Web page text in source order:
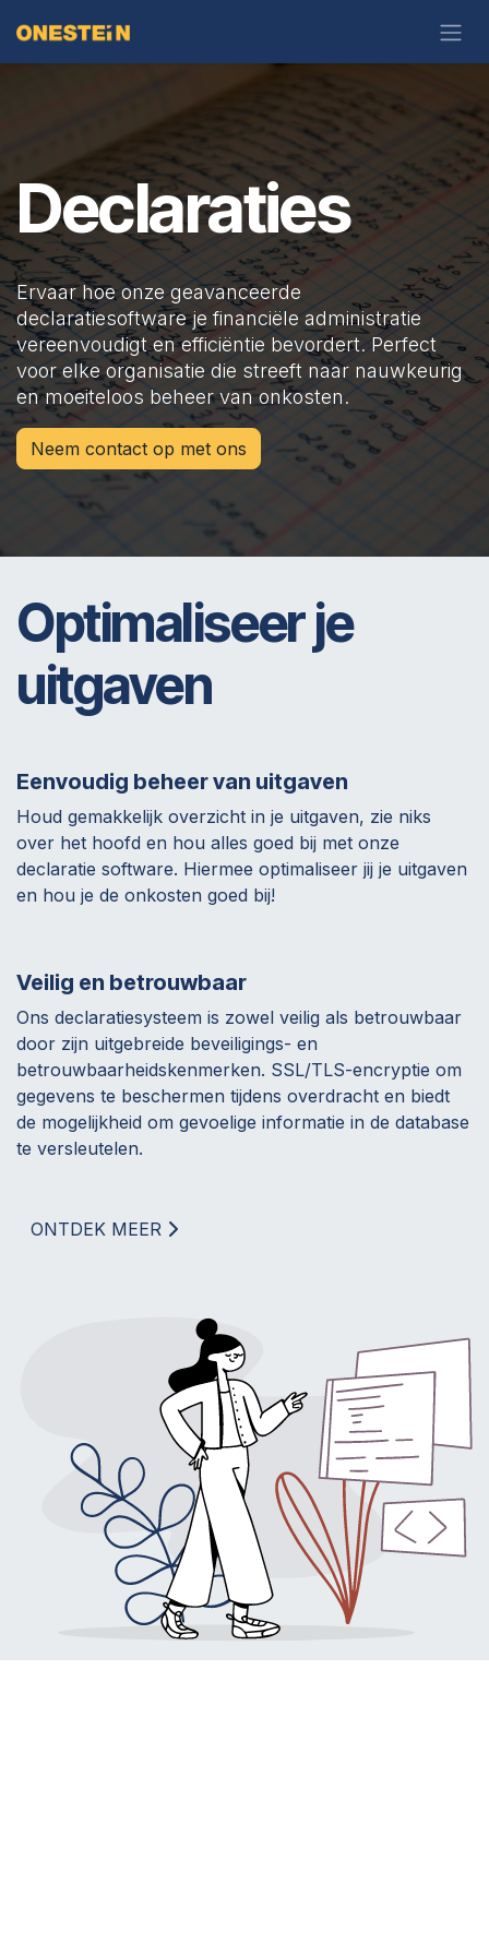
Declaraties
Ervaar hoe onze geavanceerde
declaratiesoftware je financiële administratie
vereenvoudigt en efficiëntie bevordert. Perfect
voor elke organisatie die streeft naar nauwkeurig
en moeiteloos beheer van onkosten.
Neem contact op met ons
Optimaliseer je
uitgaven
Eenvoudig beheer van uitgaven
Houd gemakkelijk overzicht in je uitgaven, zie niks
over het hoofd en hou alles goed bij met onze
declaratie software. Hiermee optimaliseer jij je uitgaven
en hou je de onkosten goed bij!
Veilig en betrouwbaar
Ons declaratiesysteem is zowel veilig als betrouwbaar
door zijn uitgebreide beveiligings- en
betrouwbaarheidskenmerken. SSL/TLS-encryptie om
gegevens te beschermen tijdens overdracht en biedt
de mogelijkheid om gevoelige informatie in de database
te versleutelen.
ONTDEK MEER